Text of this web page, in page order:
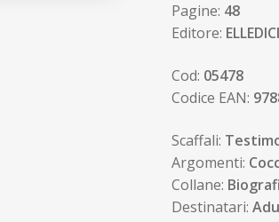
Pagine: 48
Editore:
Cod: 05478
Codice EAN:
Scaffali:
Argomenti:
Collane:
Destinatari: